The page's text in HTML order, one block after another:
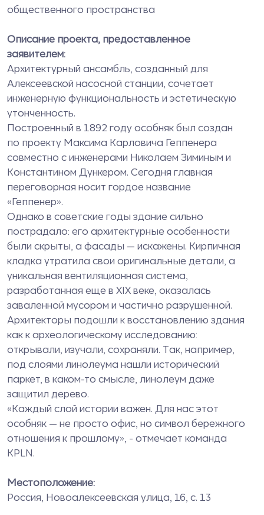
общественного пространства
Описание проекта, предоставленное
заявителем:
Архитектурный ансамбль, созданный для
Алексеевской насосной станции, сочетает
инженерную функциональность и эстетическую
утонченность.
Построенный в 1892 году особняк был создан
по проекту Максима Карловича Геппенера
совместно с инженерами Николаем Зиминым и
Константином Дункером. Сегодня главная
переговорная носит гордое название
«Геппенер».
Однако в советские годы здание сильно
пострадало: его архитектурные особенности
были скрыты, а фасады — искажены. Кирпичная
кладка утратила свои оригинальные детали, а
уникальная вентиляционная система,
разработанная еще в XIX веке, оказалась
заваленной мусором и частично разрушенной.
Архитекторы подошли к восстановлению здания
как к археологическому исследованию:
открывали, изучали, сохраняли. Так, например,
под слоями линолеума нашли исторический
паркет, в каком-то смысле, линолеум даже
защитил дерево.
«Каждый слой истории важен. Для нас этот
особняк — не просто офис, но символ бережного
отношения к прошлому», - отмечает команда
KPLN.
Местоположение:
Россия, Новоалексеевская улица, 16, с. 13